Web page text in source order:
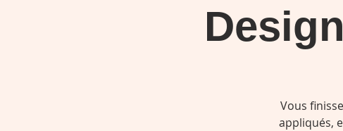
Vous
appliqués,